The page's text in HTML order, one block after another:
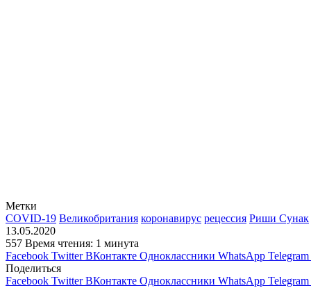
Метки
COVID-19 Великобритания коронавирус рецессия Риши Сунак
13.05.2020
557 Время чтения: 1 минута
Facebook Twitter ВКонтакте Одноклассники WhatsApp Telegram
Поделиться
Facebook Twitter ВКонтакте Одноклассники WhatsApp Telegram